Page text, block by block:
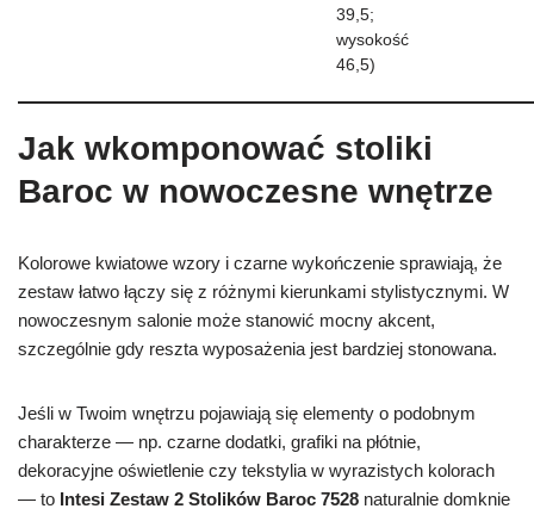
39,5;
wysokość
46,5)
Jak wkomponować stoliki
Baroc w nowoczesne wnętrze
Kolorowe kwiatowe wzory i czarne wykończenie sprawiają, że
zestaw łatwo łączy się z różnymi kierunkami stylistycznymi. W
nowoczesnym salonie może stanowić mocny akcent,
szczególnie gdy reszta wyposażenia jest bardziej stonowana.
Jeśli w Twoim wnętrzu pojawiają się elementy o podobnym
charakterze — np. czarne dodatki, grafiki na płótnie,
dekoracyjne oświetlenie czy tekstylia w wyrazistych kolorach
— to Intesi Zestaw 2 Stolików Baroc 7528 naturalnie domknie